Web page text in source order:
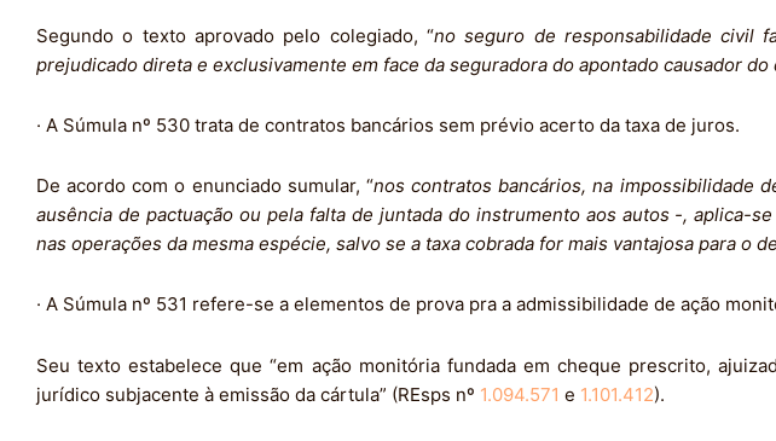
Segundo o texto aprovado pelo colegiado, “no seguro de responsabilidade civil
prejudicado direta e exclusivamente em face da seguradora do apontado causador do
· A Súmula nº 530 trata de contratos bancários sem prévio acerto da taxa de juros.
De acordo com o enunciado sumular, “nos contratos bancários, na impossibilidade
ausência de pactuação ou pela falta de juntada do instrumento aos autos -, aplica-
nas operações da mesma espécie, salvo se a taxa cobrada for mais vantajosa para o
· A Súmula nº 531 refere-se a elementos de prova pra a admissibilidade de ação
Seu texto estabelece que “em ação monitória fundada em cheque prescrito,
jurídico subjacente à emissão da cártula” (REsps nº 1.094.571 e 1.101.412).